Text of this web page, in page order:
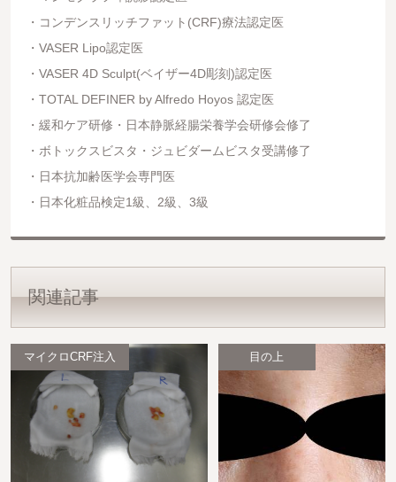
コンデンスリッチファット(CRF)療法認定医
VASER Lipo認定医
VASER 4D Sculpt(ベイザー4D彫刻)認定医
TOTAL DEFINER by Alfredo Hoyos 認定医
緩和ケア研修・日本静脈経腸栄養学会研修会修了
ボトックスビスタ・ジュビダームビスタ受講修了
日本抗加齢医学会専門医
日本化粧品検定1級、2級、3級
関連記事
マイクロCRF注入 目の上